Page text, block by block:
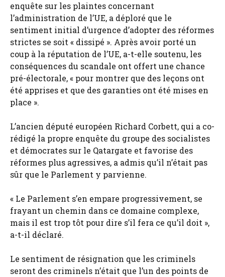
enquête sur les plaintes concernant
l’administration de l’UE, a déploré que le
sentiment initial d’urgence d’adopter des réformes
strictes se soit « dissipé ». Après avoir porté un
coup à la réputation de l’UE, a-t-elle soutenu, les
conséquences du scandale ont offert une chance
pré-électorale, « pour montrer que des leçons ont
été apprises et que des garanties ont été mises en
place ».
L’ancien député européen Richard Corbett, qui a co-
rédigé la propre enquête du groupe des socialistes
et démocrates sur le Qatargate et favorise des
réformes plus agressives, a admis qu’il n’était pas
sûr que le Parlement y parvienne.
« Le Parlement s’en empare progressivement, se
frayant un chemin dans ce domaine complexe,
mais il est trop tôt pour dire s’il fera ce qu’il doit »,
a-t-il déclaré.
Le sentiment de résignation que les criminels
seront des criminels n’était que l’un des points de